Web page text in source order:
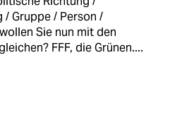
/ Gruppe / Person /
Sie nun mit den
FFF, die Grünen....